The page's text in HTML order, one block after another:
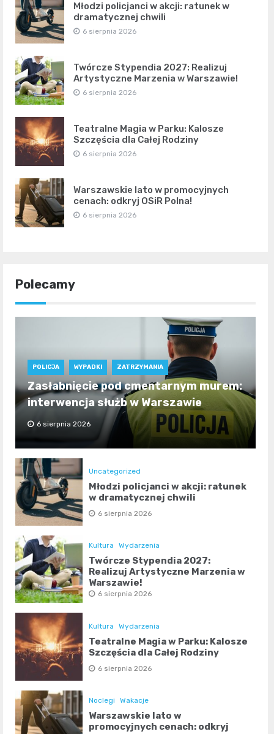
Młodzi policjanci w akcji: ratunek w
dramatycznej chwili
6 sierpnia 2026
Twórcze Stypendia 2027: Realizuj
Artystyczne Marzenia w Warszawie!
6 sierpnia 2026
Teatralne Magia w Parku: Kalosze
Szczęścia dla Całej Rodziny
6 sierpnia 2026
Warszawskie lato w promocyjnych
cenach: odkryj OSiR Polna!
6 sierpnia 2026
Polecamy
POLICJA WYPADKI ZATRZYMANIA
Zasłabnięcie pod cmentarnym murem:
interwencja służb w Warszawie
6 sierpnia 2026
Uncategorized
Młodzi policjanci w akcji: ratunek
w dramatycznej chwili
6 sierpnia 2026
Kultura Wydarzenia
Twórcze Stypendia 2027:
Realizuj Artystyczne Marzenia w
Warszawie!
6 sierpnia 2026
Kultura Wydarzenia
Teatralne Magia w Parku: Kalosze
Szczęścia dla Całej Rodziny
6 sierpnia 2026
Noclegi Wakacje
Warszawskie lato w
promocyjnych cenach: odkryj